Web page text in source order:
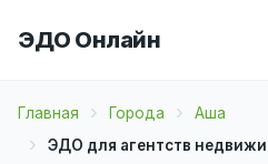
ЭДО Онлайн
Главная Города
Аша
ЭДО для агентств